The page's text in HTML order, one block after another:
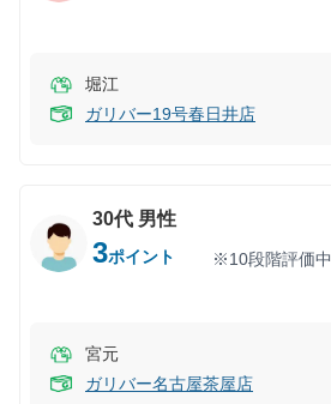
堀江
ガリバー19号春日井店
30代 男性
3ポイント ※10段階評価中
宮元
ガリバー名古屋茶屋店